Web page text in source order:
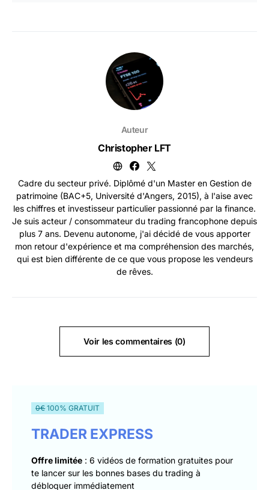
Auteur
Christopher LFT
Cadre du secteur privé. Diplômé d'un Master en Gestion de
patrimoine (BAC+5, Université d'Angers, 2015), à l'aise avec
les chiffres et investisseur particulier passionné par la finance.
Je suis acteur / consommateur du trading francophone depuis
plus 7 ans. Devenu autonome, j'ai décidé de vous apporter
mon retour d'expérience et ma compréhension des marchés,
qui est bien différente de ce que vous propose les vendeurs
de rêves.
Voir les commentaires (0)
0€100% GRATUIT
TRADER EXPRESS
Offre limitée : 6 vidéos de formation gratuites pour
te lancer sur les bonnes bases du trading à
débloquer immédiatement